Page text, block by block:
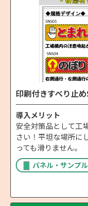
印刷付きすべり止
導入メリット
安全対策品として工
さい！平坦な場所に
っても滑りません。
パネル・サンプ